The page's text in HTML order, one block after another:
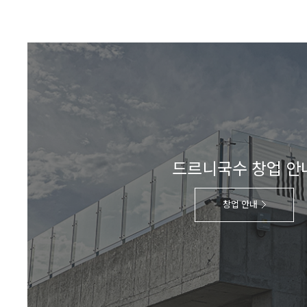
드르니국수 창업 안
창업 안내